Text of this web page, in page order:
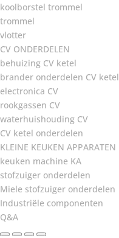
koolborstel trommel
trommel
vlotter
CV ONDERDELEN
behuizing CV ketel
brander onderdelen CV ketel
electronica CV
rookgassen CV
waterhuishouding CV
CV ketel onderdelen
KLEINE KEUKEN APPARATEN
keuken machine KA
stofzuiger onderdelen
Miele stofzuiger onderdelen
Industriële componenten
Q&A